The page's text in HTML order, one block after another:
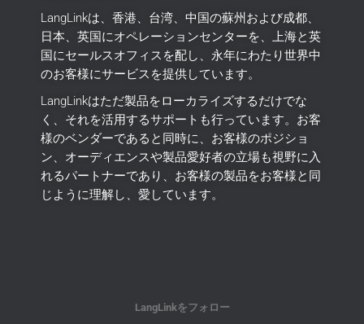
LangLinkは、香港、台湾、中国の蘇州および成都、
日本、英国にオペレーションセンターを、上海と英
国にセールスオフィスを配し、永年にわたり世界中
のお客様にサービスを提供しています。
LangLinkはただ製品をローカライズするだけでな
く、それを活用するサポートも行っています。 お客
様のベンダーであると同時に、お客様のポジショ
ン、オーディエンスや製品愛好者の立場も視野に入
れるパートナーであり、お客様の製品をお客様と同
じように理解し、愛しています。
LangLinkをフォロー